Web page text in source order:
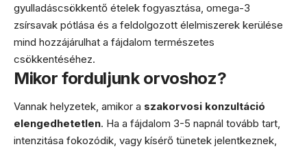
gyulladáscsökkentő ételek fogyasztása, omega-3
zsírsavak pótlása és a feldolgozott élelmiszerek kerülése
mind hozzájárulhat a fájdalom természetes
csökkentéséhez.
Mikor forduljunk orvoshoz?
Vannak helyzetek, amikor a szakorvosi konzultáció
elengedhetetlen. Ha a fájdalom 3-5 napnál tovább tart,
intenzitása fokozódik, vagy kísérő tünetek jelentkeznek,